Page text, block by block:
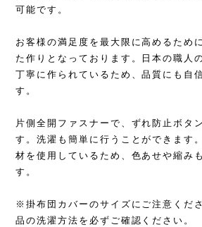
可能です。
お客様の満足度を最大限に高めるため
た作りとなっております。日本の職人
丁寧に作られているため、品質にも自
す。
片側全開ファスナーで、ずれ防止ボタ
す。洗濯も簡単に行うことができます
材を使用しているため、色あせや縮み
す。
※掛布団カバーのサイズにご注意くだ
品の洗濯方法を必ずご確認ください。